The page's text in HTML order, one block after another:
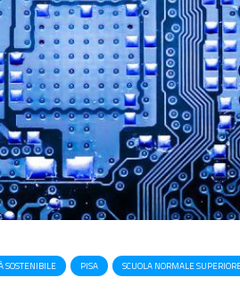
SOSTENIBILE PISA
SCUOLA NORMALE